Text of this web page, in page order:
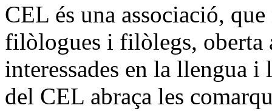
CEL és una associació,
filòlogues i filòlegs, oberta
interessades en la llengua
del CEL abraça les